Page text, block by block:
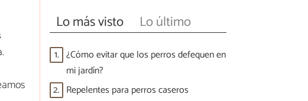
Lo más visto Lo último
1. ¿Cómo evitar que los perros defequen en
mi jardín?
2. Repelentes para perros caseros